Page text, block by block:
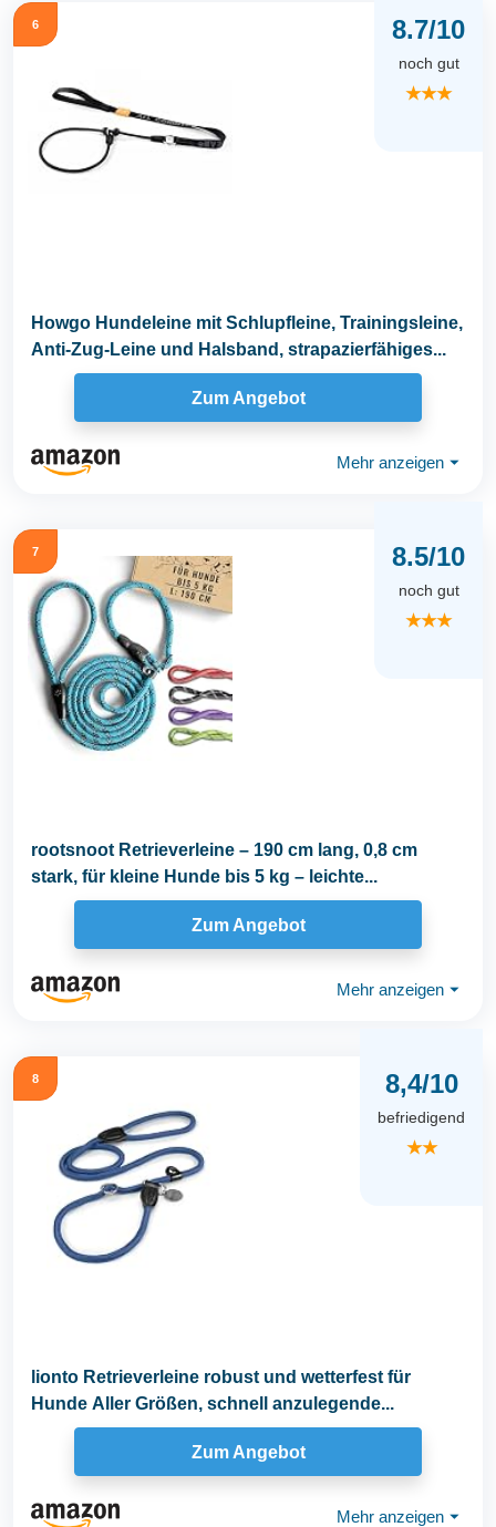
6 8.7/10
noch gut
★★★
Howgo Hundeleine mit Schlupfleine, Trainingsleine,
Anti-Zug-Leine und Halsband, strapazierfähiges...
Zum Angebot
Mehr anzeigen ⏷
7 8.5/10
noch gut
★★★
rootsnoot Retrieverleine – 190 cm lang, 0,8 cm
stark, für kleine Hunde bis 5 kg – leichte...
Zum Angebot
Mehr anzeigen ⏷
8 8,4/10
befriedigend
★★
lionto Retrieverleine robust und wetterfest für
Hunde Aller Größen, schnell anzulegende...
Zum Angebot
Mehr anzeigen ⏷